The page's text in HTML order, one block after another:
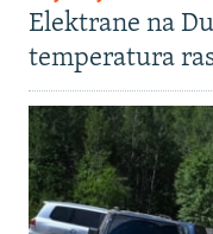
Elektrane na
temperatura